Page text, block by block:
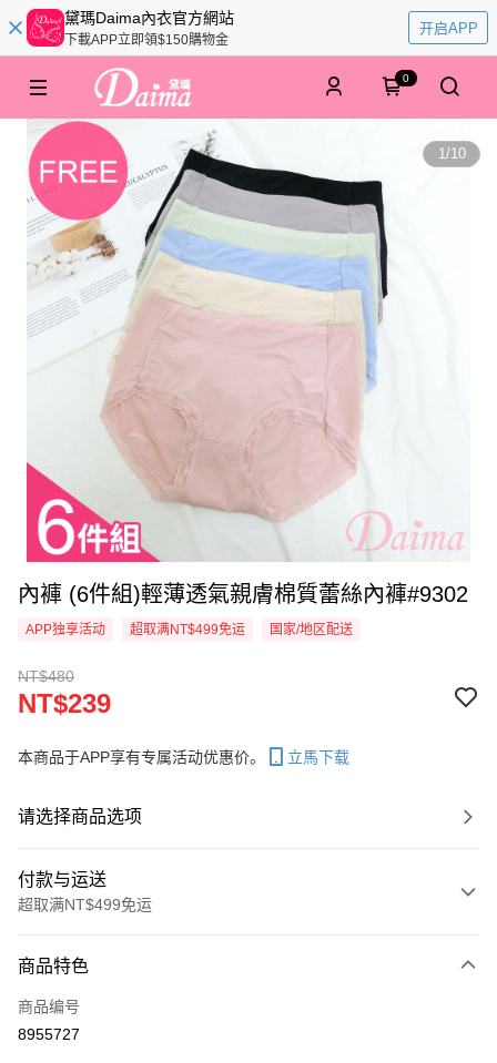
黛瑪Daima內衣官方網站
下載APP立即領$150購物金
开启APP
0
1/10
內褲 (6件組)輕薄透氣親膚棉質蕾絲內褲#9302
APP独享活动 超取满NT$499免运 国家/地区配送
NT$480
NT$239
本商品于APP享有专属活动优惠价。 立馬下载
请选择商品选项
付款与运送
超取满NT$499免运
信用卡一次付款
超商取货付款
商品特色
商品编号
8955727